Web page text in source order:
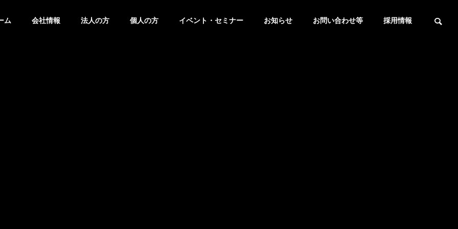
ム 会社情報 法人の方 個人の方 イベント・セミナー お知らせ お問い合わせ等 採用情報